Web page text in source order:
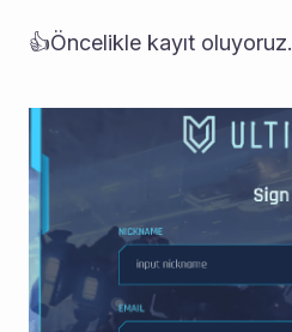
👍Öncelikle kayıt oluyoruz.